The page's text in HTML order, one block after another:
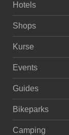
Hotels
Shops
Kurse
Events
Guides
Bikeparks
Camping